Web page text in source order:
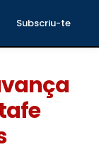
Subscriu-te